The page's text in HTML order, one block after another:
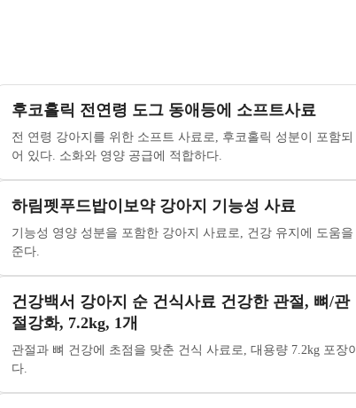
후코홀릭 전연령 도그 동애등에 소프트사료
전 연령 강아지를 위한 소프트 사료로, 후코홀릭 성분이 포함되
어 있다. 소화와 영양 공급에 적합하다.
하림펫푸드밥이보약 강아지 기능성 사료
기능성 영양 성분을 포함한 강아지 사료로, 건강 유지에 도움을
준다.
건강백서 강아지 순 건식사료 건강한 관절, 뼈/관
절강화, 7.2kg, 1개
관절과 뼈 건강에 초점을 맞춘 건식 사료로, 대용량 7.2kg 포장이
다.